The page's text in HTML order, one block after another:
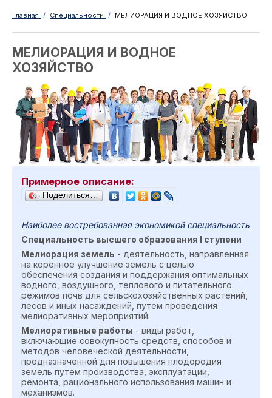
Главная / Специальности / МЕЛИОРАЦИЯ И ВОДНОЕ ХОЗЯЙСТВО
МЕЛИОРАЦИЯ И ВОДНОЕ
ХОЗЯЙСТВО
Примерное описание:
Поделиться…
Наиболее востребованная экономикой специальность
Специальность высшего образования I ступени
Мелиорация земель - деятельность, направленная
на коренное улучшение земель с целью
обеспечения создания и поддержания оптимальных
водного, воздушного, теплового и питательного
режимов почв для сельскохозяйственных растений,
лесов и иных насаждений, путем проведения
мелиоративных мероприятий.
Мелиоративные работы - виды работ,
включающие совокупность средств, способов и
методов человеческой деятельности,
предназначенной для повышения плодородия
земель путем производства, эксплуатации,
ремонта, рационального использования машин и
механизмов.